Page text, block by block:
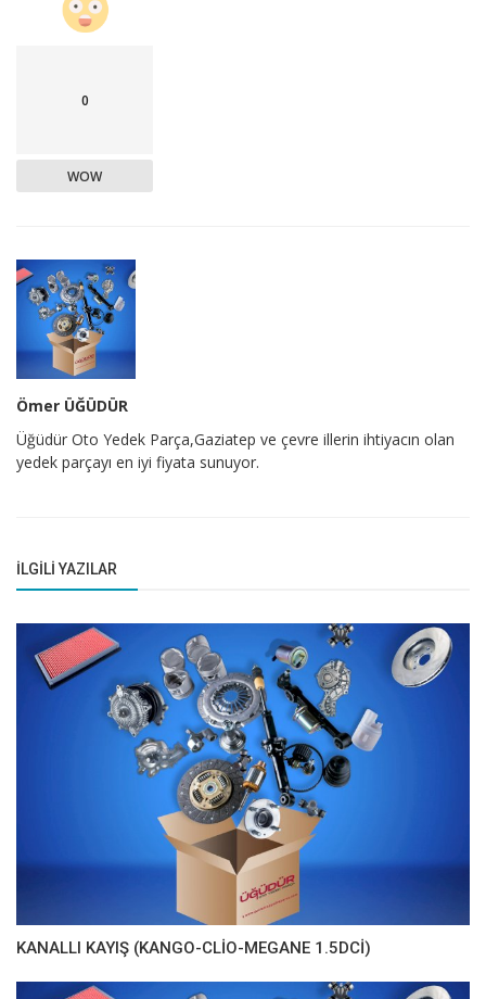
0
WOW
Ömer ÜĞÜDÜR
Üğüdür Oto Yedek Parça,Gaziatep ve çevre illerin ihtiyacın olan
yedek parçayı en iyi fiyata sunuyor.
İLGILI YAZILAR
KANALLI KAYIŞ (KANGO-CLİO-MEGANE 1.5DCİ)